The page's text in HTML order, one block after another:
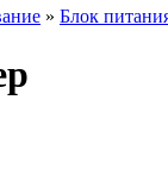
» Блок